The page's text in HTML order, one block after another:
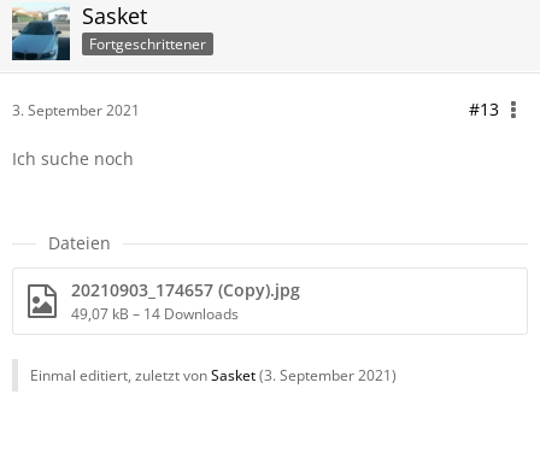
Sasket
Fortgeschrittener
3. September 2021 #13
Ich suche noch
Dateien
20210903_174657 (Copy).jpg
49,07 kB – 14 Downloads
Einmal editiert, zuletzt vonSasket(3. September 2021)